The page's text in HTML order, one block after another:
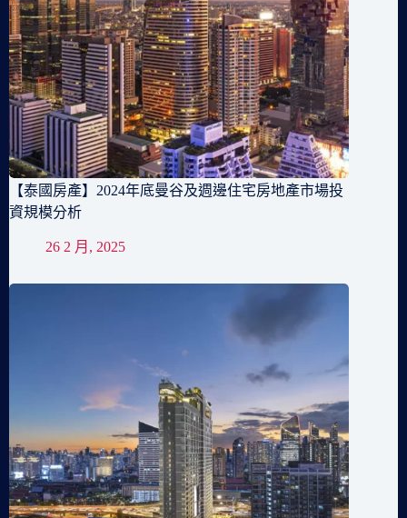
【泰國房產】2024年底曼谷及週邊住宅房地產市場投
資規模分析
26 2 月, 2025